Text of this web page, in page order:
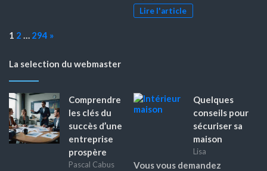
Lire l'article
Page:
1 2 … 294 Next
»
La selection du webmaster
Comprendre
les clés du
succès d’une
entreprise
prospère
Pascal Cabus
Quelques
conseils pour
sécuriser sa
maison
Lisa
Vous vous demandez